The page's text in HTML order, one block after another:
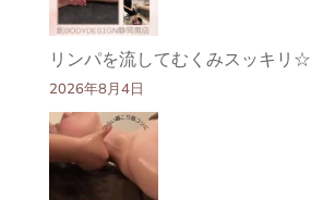
リンパを流してむくみスッキリ☆
2026年8月4日